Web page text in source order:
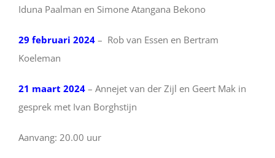
Iduna Paalman en Simone Atangana Bekono
29 februari 2024 – Rob van Essen en Bertram
Koeleman
21 maart 2024 – Annejet van der Zijl en Geert Mak in
gesprek met Ivan Borghstijn
Aanvang: 20.00 uur